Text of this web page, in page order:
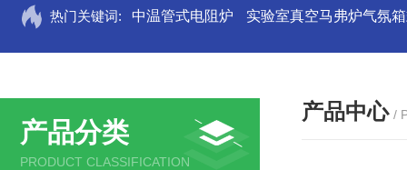
热门关键词: 中温管式电阻炉 实验室真空马弗炉气氛
产品分类
PRODUCT CLASSIFICATION
产品中心 /